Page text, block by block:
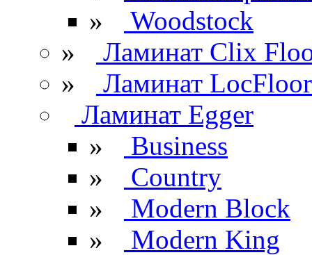
»
Woodstock
»
Ламинат Clix
»
Ламинат LocFloor
Ламинат Egger
»
Business
»
Country
»
Modern Block
»
Modern King